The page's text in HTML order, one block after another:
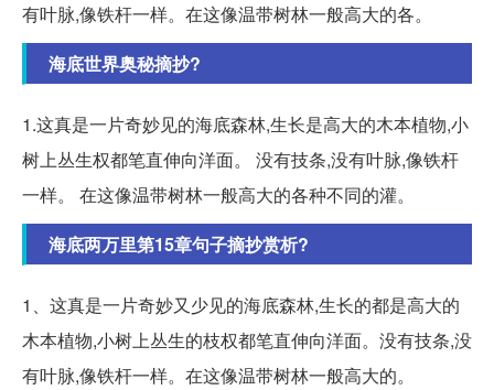
有叶脉,像铁杆一样。在这像温带树林一般高大的各。
海底世界奥秘摘抄?
1.这真是一片奇妙见的海底森林,生长是高大的木本植物,小
树上丛生权都笔直伸向洋面。 没有技条,没有叶脉,像铁杆
一样。 在这像温带树林一般高大的各种不同的灌。
海底两万里第15章句子摘抄赏析?
1、这真是一片奇妙又少见的海底森林,生长的都是高大的
木本植物,小树上丛生的枝权都笔直伸向洋面。没有技条,没
有叶脉,像铁杆一样。在这像温带树林一般高大的。